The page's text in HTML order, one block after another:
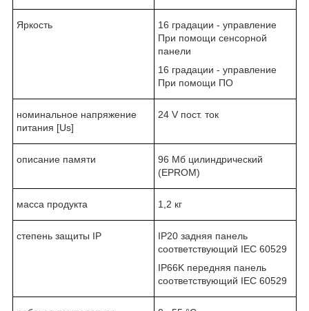
Яркость
16 градации - управление
При помощи сенсорной
панели
16 градации - управление
При помощи ПО
номинальное напряжение
питания [Us]
24 V пост. ток
описание памяти
96 Мб цилиндрический
(EPROM)
масса продукта 1,2 кг
степень защиты IP
IP20 задняя панель
соответствующий IEC 60529
IP66K передняя панель
соответствующий IEC 60529